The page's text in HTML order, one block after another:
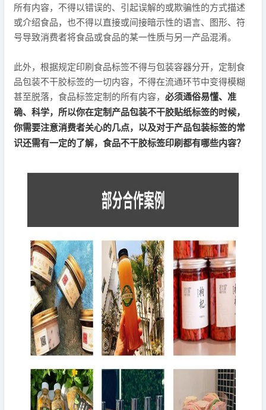
所有内容，不得以错误的、引起误解的或欺骗性的方式描述
或介绍食品，也不得以直接或间接暗示性的语言、图形、符
号导致消费者将食品或食品的某一性质与另一产品混淆。
此外，根据规定印刷食品标签不得与包装容器分开，定制食
品包装不干胶标签的一切内容，不得在流通环节中变得模糊
甚至脱落，食品标签定制的所有内容， 必须通俗易懂、准
确、科学，所以你在定制产品包装不干胶贴纸标签的时候，
你需要注意消费者关心的几点，以及对于产品包装标签的常
识还需有一定的了解，食品不干胶标签印刷都有哪些内容？